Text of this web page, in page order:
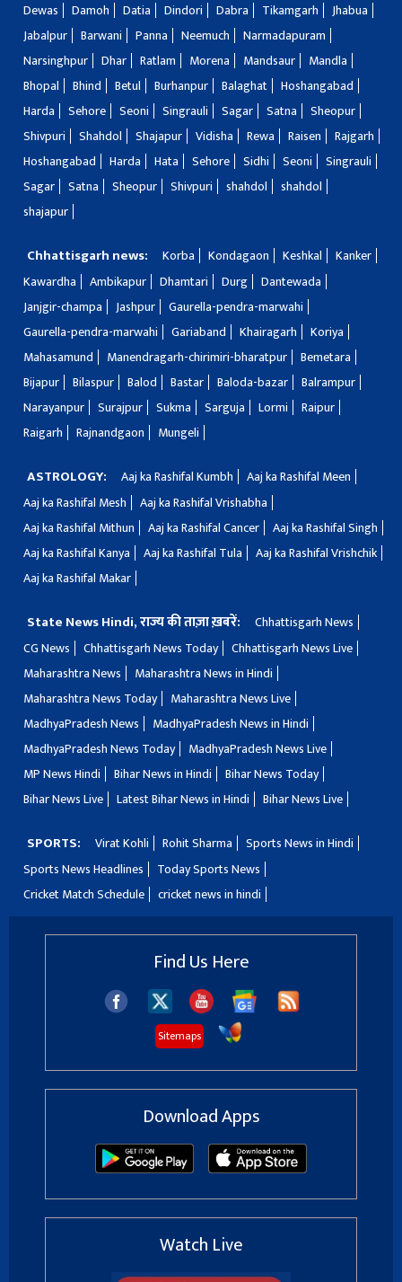
Dewas
Damoh Datia Dindori Dabra Tikamgarh
Jhabua
Jabalpur
Barwani Panna Neemuch
Narmadapuram
Narsinghpur
Dhar Ratlam Morena Mandsaur
Mandla
Bhopal
Bhind Betul Burhanpur Balaghat
Hoshangabad
Harda
Sehore Seoni Singrauli Sagar Satna
Sheopur
Shivpuri
Shahdol Shajapur Vidisha Rewa Raisen
Rajgarh
Hoshangabad
Harda Hata Sehore Sidhi Seoni
Singrauli
Sagar
Satna Sheopur Shivpuri shahdol
shahdol
shajapur
Chhattisgarh news: Korba Kondagaon Keshkal
Kanker
Kawardha
Ambikapur Dhamtari Durg
Dantewada
Janjgir-champa
Jashpur
Gaurella-pendra-marwahi
Gaurella-pendra-marwahi
Gariaband Khairagarh
Koriya
Mahasamund
Manendragarh-chirimiri-bharatpur
Bemetara
Bijapur
Bilaspur Balod Bastar Baloda-bazar
Balrampur
Narayanpur
Surajpur Sukma Sarguja Lormi
Raipur
Raigarh
Rajnandgaon Mungeli
ASTROLOGY: Aaj ka Rashifal Kumbh
Aaj ka Rashifal Meen
Aaj ka Rashifal Mesh
Aaj ka Rashifal Vrishabha
Aaj ka Rashifal Mithun
Aaj ka Rashifal Cancer
Aaj ka Rashifal Singh
Aaj ka Rashifal Kanya
Aaj ka Rashifal Tula
Aaj ka Rashifal Vrishchik
Aaj ka Rashifal Makar
State News Hindi, राज्य की ताज़ा ख़बरें:
Chhattisgarh News
CG News
Chhattisgarh News Today
Chhattisgarh News Live
Maharashtra News
Maharashtra News in Hindi
Maharashtra News Today
Maharashtra News Live
MadhyaPradesh News
MadhyaPradesh News in Hindi
MadhyaPradesh News Today
MadhyaPradesh News Live
MP News Hindi
Bihar News in Hindi
Bihar News Today
Bihar News Live
Latest Bihar News in Hindi Bihar News Live
SPORTS: Virat Kohli Rohit Sharma
Sports News in Hindi
Sports News Headlines
Today Sports News
Cricket Match Schedule
cricket news in hindi
Find Us Here
Sitemaps
Download Apps
Watch Live